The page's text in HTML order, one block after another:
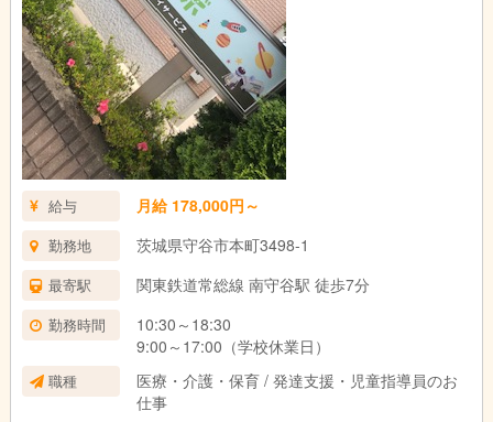
給与 月給 178,000円～
勤務地 茨城県守谷市本町3498-1
最寄駅 関東鉄道常総線 南守谷駅 徒歩7分
勤務時間
10:30～18:30
9:00～17:00（学校休業日）
職種
医療・介護・保育 / 発達支援・児童指導員のお
仕事